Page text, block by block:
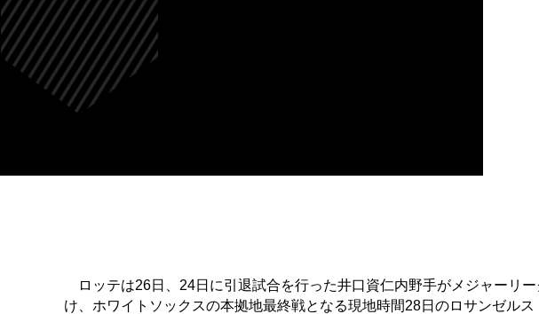
ロッテは26日、24日に引退試合を行った井口資仁内野手がメジャーリ
け、ホワイトソックスの本拠地最終戦となる現地時間28日のロサンゼル